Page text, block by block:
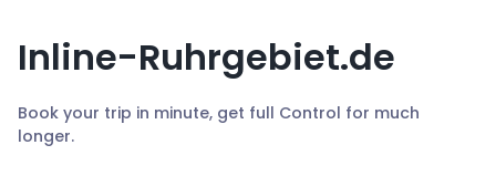
Inline-Ruhrgebiet.de
Book your trip in minute, get full Control for much
longer.